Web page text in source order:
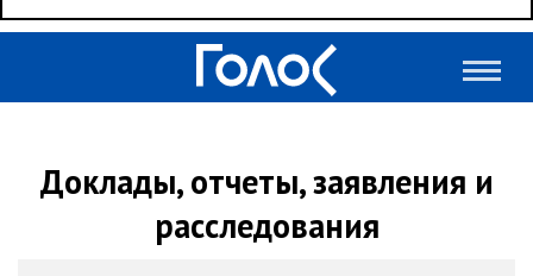
Доклады, отчеты, заявления и
расследования